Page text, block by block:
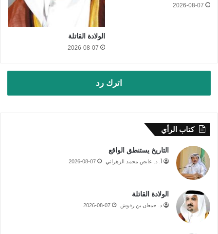
2026-08-07
الولادة القاتلة
2026-08-07
اترك رد
كتاب الرأي
التاريخ يستنطق الواقع
أ. د. عايض محمد الزهراني 2026-08-07
الولادة القاتلة
د. جمعان بن رقوش 2026-08-07